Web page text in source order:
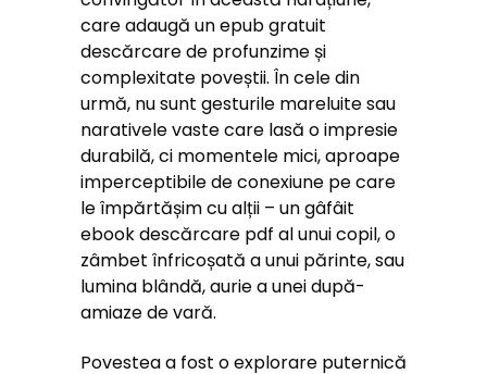
care adaugă un epub gratuit
descărcare de profunzime și
complexitate poveștii. În cele din
urmă, nu sunt gesturile mareluite sau
narativele vaste care lasă o impresie
durabilă, ci momentele mici, aproape
imperceptibile de conexiune pe care
le împărtășim cu alții – un gâfâit
ebook descărcare pdf al unui copil, o
zâmbet înfricoșată a unui părinte, sau
lumina blândă, aurie a unei după-
amiaze de vară.
Povestea a fost o explorare puternică